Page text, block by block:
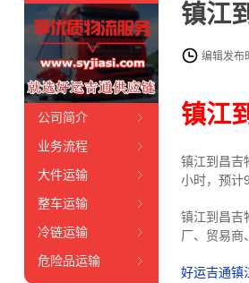
镇江
编辑发布
镇江
镇江到昌吉
小时，预计
镇江到昌吉
厂、贸易商
好运吉通镇
公司简介
业务流程
大件运输
整车运输
冷链运输
危险品运输